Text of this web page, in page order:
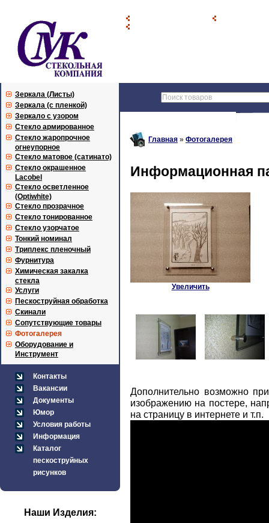
Зеркала (Листы)
Зеркала (с пленкой)
Зеркало с узором
Стекло армированное
Стекло жаропрочное
огнеупорное
Стекло матовое (сатинато)
Стекло окрашенное
Lacobel
Стекло осветленное
(Optiwhite)
Стекло прозрачное
Стекло тонированное
Стекло узорчатое
Тонкий номинал
Триплекс пленочный
Фурнитура
Химическая закалка
стекла
Услуги
Пескоструйная обработка
Скинали
Сопутствующие товары
Фотогалерея
Оборудование и
Инструмент
Контакты
Вакансии
Документы
Юмор
Условия работы
Информация
Каталог
пескоструйных
рисунков
Наши Изделия:
Главная » Фотогалерея
Информационная
Увеличить
Дополнительно возможно
изображению на постере,
на страницу в интернете и т.п.